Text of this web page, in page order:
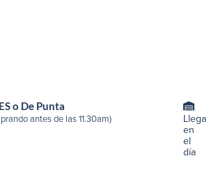
o De Punta
antes de las 11.30am)
Llega
en
el
día